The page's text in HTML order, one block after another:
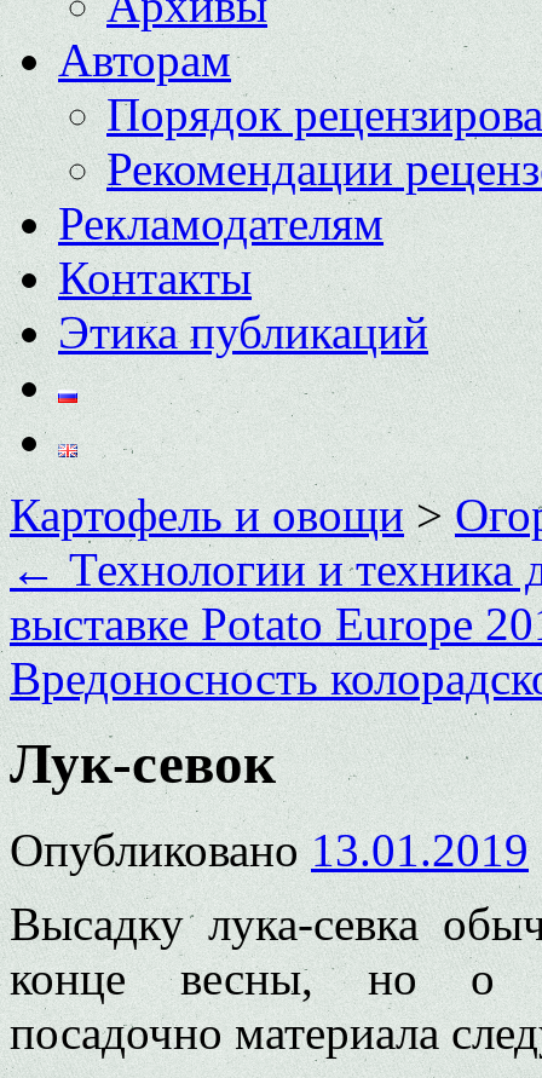
Авторам
Порядок
Рекомендации
Рекламодателям
Контакты
Этика публикаций
Картофель и овощи>
←Технологии и техника
выставке Рotato Еurope
Вредоносность
Лук-севок
Опубликовано 13.01.2019
Высадку лука-севка
конце весны, но о
посадочно материала